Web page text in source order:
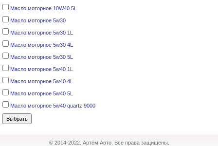
Масло моторное 10W40 5L
Масло моторное 5w30
Масло моторное 5w30 1L
Масло моторное 5w30 4L
Масло моторное 5w30 5L
Масло моторное 5w40 1L
Масло моторное 5w40 4L
Масло моторное 5w40 5L
Масло моторное 5w40 quartz 9000
© 2014-2022. Артём Авто. Все права защищены.